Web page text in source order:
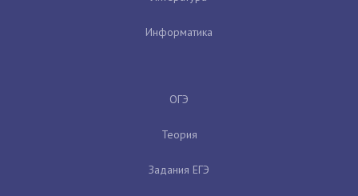
Информатика
ОГЭ
Теория
Задания ЕГЭ